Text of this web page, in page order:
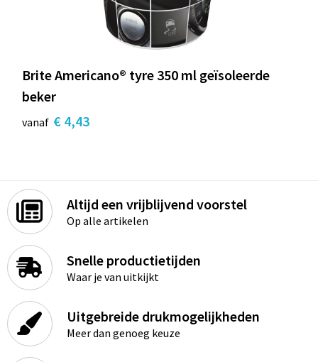
Brite Americano® tyre 350 ml geïsoleerde
beker
vanaf € 4,43
Altijd een vrijblijvend voorstel
Op alle artikelen
Snelle productietijden
Waar je van uitkijkt
Uitgebreide drukmogelijkheden
Meer dan genoeg keuze